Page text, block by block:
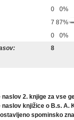
0
0%
7 87%
0
0%
8
naslov 2. knjige za vse
naslov knjižice o B.s. A.
spominsko